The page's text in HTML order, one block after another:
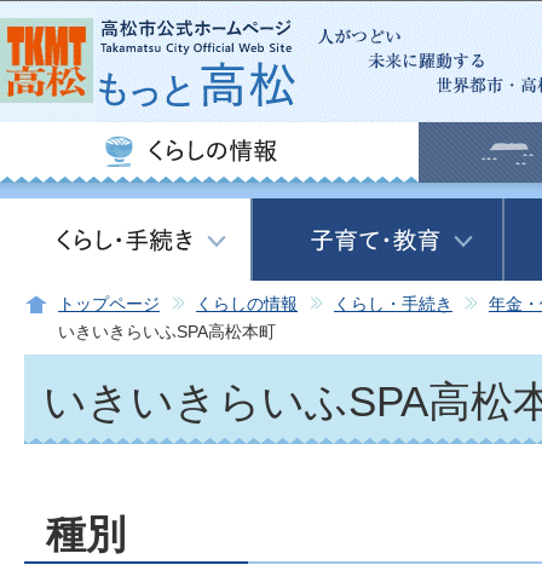
この
トップページ くらしの情報 くらし・手続き
年金
いきいきらいふSPA高松本町
いきいきらいふSPA高松
種別